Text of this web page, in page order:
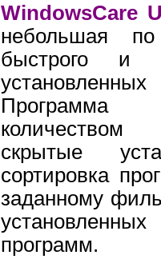
WindowsCare
небольшая
быстрого и
Программа
скрытые
сортировка
заданному
программ.